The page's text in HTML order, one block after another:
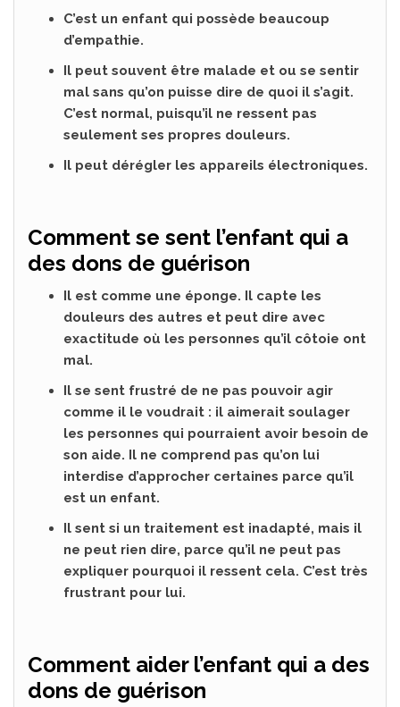
C’est un enfant qui possède beaucoup
d’empathie.
Il peut souvent être malade et ou se sentir
mal sans qu’on puisse dire de quoi il s’agit.
C’est normal, puisqu’il ne ressent pas
seulement ses propres douleurs.
Il peut dérégler les appareils électroniques.
Comment se sent l’enfant qui a
des dons de guérison
Il est comme une éponge. Il capte les
douleurs des autres et peut dire avec
exactitude où les personnes qu’il côtoie ont
mal.
Il se sent frustré de ne pas pouvoir agir
comme il le voudrait : il aimerait soulager
les personnes qui pourraient avoir besoin de
son aide. Il ne comprend pas qu’on lui
interdise d’approcher certaines parce qu’il
est un enfant.
Il sent si un traitement est inadapté, mais il
ne peut rien dire, parce qu’il ne peut pas
expliquer pourquoi il ressent cela. C’est très
frustrant pour lui.
Comment aider l’enfant qui a des
dons de guérison